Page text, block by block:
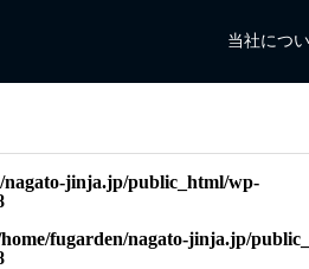
当社につ
nagato-jinja.jp/public_html/wp-
fugarden/nagato-jinja.jp/